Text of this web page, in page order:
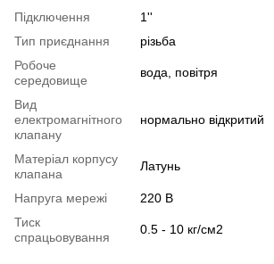
Підключення
1''
Тип приєднання
різьба
Робоче
середовище
вода, повітря
Вид
електромагнітного
клапану
нормально відкритий
Матеріал корпусу
клапана
Латунь
Напруга мережі
220 В
Тиск
спрацьовування
0.5 - 10 кг/см2